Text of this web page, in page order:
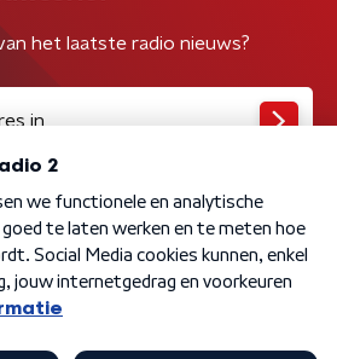
het laatste radio nieuws?